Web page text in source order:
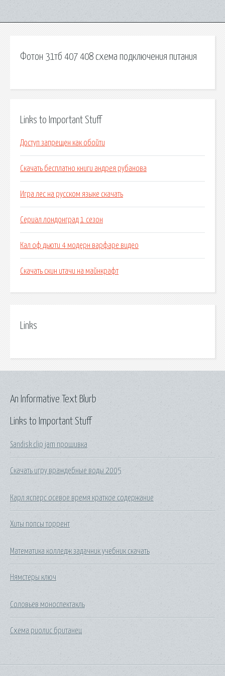
Фотон 31тб 407 408 схема подключения питания
Links to Important Stuff
Доступ запрещен как обойти
Скачать бесплатно книги андрея рубанова
Игра лес на русском языке скачать
Сериал лондонград 1 сезон
Кал оф дьюти 4 модерн варфаре видео
Скачать скин итачи на майнкрафт
Links
Links to Important Stuff
Sandisk clip jam прошивка
Скачать игру враждебные воды 2005
Карл ясперс осевое время краткое содержание
Хиты попсы торрент
Математика колледж задачник учебник скачать
Нямстеры ключ
Соловьев моноспектакль
Схема риолис британец
An Informative Text Blurb